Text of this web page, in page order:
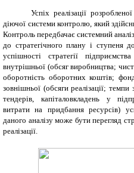
Успіх реалізації
діючої системи контролю, який
Контроль передбачає системний
до стратегічного плану і ступеня
успішності стратегії
внутрішньої (обсяг виробництва;
оборотність оборотних коштів;
зовнішньої (обсяги реалізації; темпи
тендерів, капіталовкладень у
витрати на придбання ресурсів)
даного аналізу може бути перегляд
реалізації.